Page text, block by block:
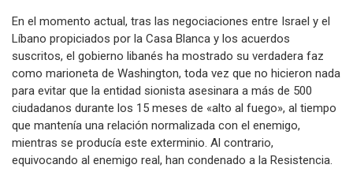
En el momento actual, tras las negociaciones entre Israel y el
Líbano propiciados por la Casa Blanca y los acuerdos
suscritos, el gobierno libanés ha mostrado su verdadera faz
como marioneta de Washington, toda vez que no hicieron nada
para evitar que la entidad sionista asesinara a más de 500
ciudadanos durante los 15 meses de «alto al fuego», al tiempo
que mantenía una relación normalizada con el enemigo,
mientras se producía este exterminio. Al contrario,
equivocando al enemigo real, han condenado a la Resistencia.